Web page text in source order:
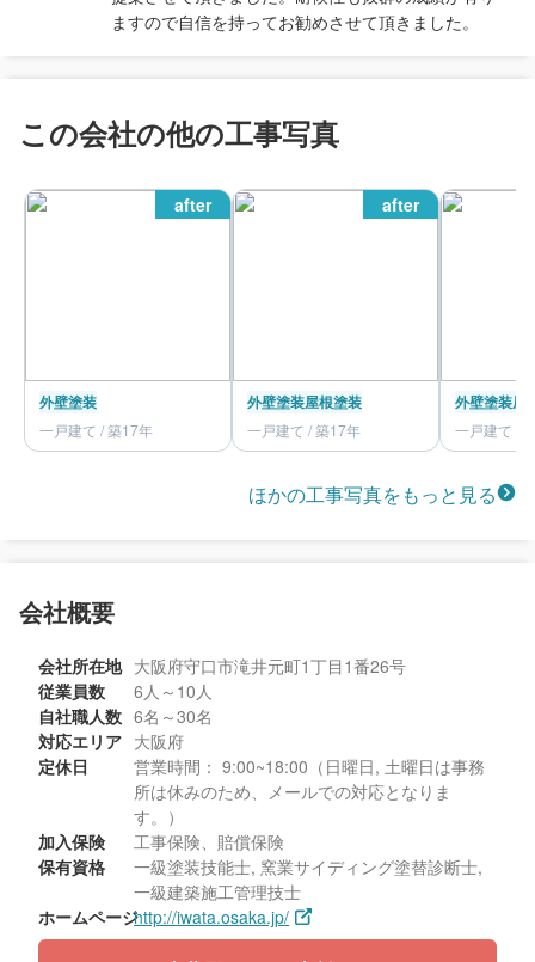
ますので自信を持ってお勧めさせて頂きました。
この会社の他の工事写真
after
外壁塗装
一戸建て / 築17年
after
外壁塗装屋根塗装
一戸建て / 築17年
外壁塗装屋
一戸建て /
ほかの工事写真をもっと見る
会社概要
会社所在地 大阪府守口市滝井元町1丁目1番26号
従業員数
6人～10人
自社職人数 6名～30名
対応エリア 大阪府
定休日
営業時間： 9:00~18:00（日曜日, 土曜日は事務
所は休みのため、メールでの対応となりま
す。）
加入保険
工事保険、賠償保険
保有資格
一級塗装技能士, 窯業サイディング塗替診断士,
一級建築施工管理技士
ホームページhttp://iwata.osaka.jp/